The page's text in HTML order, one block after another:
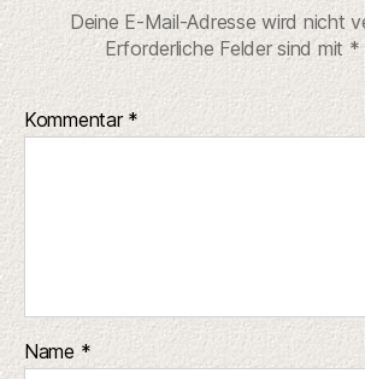
Deine E-Mail-Adresse wird nicht
Erforderliche Felder sind mit *
Kommentar *
Name*